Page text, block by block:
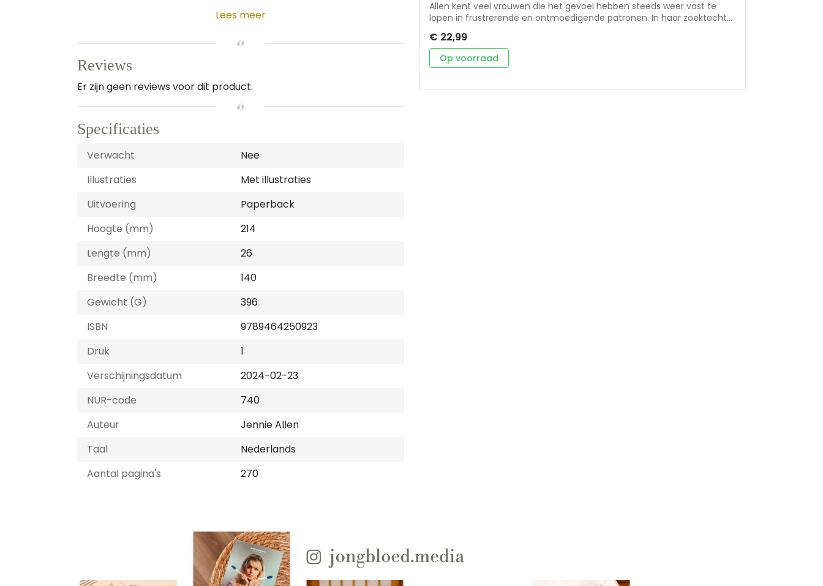
Lees meer
Reviews
Er zijn geen reviews voor dit product.
Specificaties
Verwacht
Nee
Illustraties
Met illustraties
Uitvoering
Paperback
Hoogte (mm)
214
Lengte (mm)
26
Breedte (mm)
140
Gewicht (G)
396
ISBN
9789464250923
Druk
1
Verschijningsdatum
2024-02-23
NUR-code
740
Auteur
Jennie Allen
Taal
Nederlands
Aantal pagina's
270
Allen kent veel vrouwen die het gevoel hebben steeds weer vast te
lopen in frustrerende en ontmoedigende patronen. In haar zoektocht
onze generatie plaatsvindt in ons hoofd. Ons denken vormt hoe we
leven. Het is dus cruciaal dat we leren hoe we onze ronddraaiende
gedachten kunnen stoppen en weigeren het slachtoffer te worden
afleiding. In dit boek legt Jennie aan de hand van Bijbelse waarheden
€ 22,99
Op voorraad